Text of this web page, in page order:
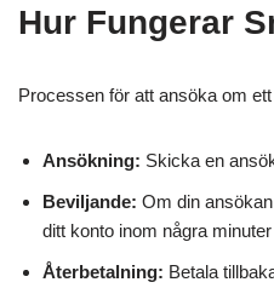
Hur Fungerar
Processen för att ansöka om
Ansökning: Skicka en
Beviljande: Om din
ditt konto inom några
Återbetalning: Betala